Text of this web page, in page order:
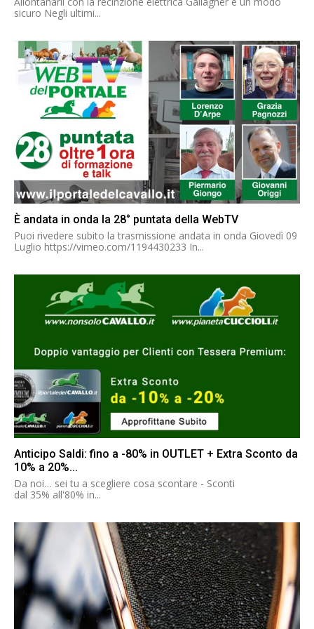
sicuro Negli ultimi...
È andata in onda la 28° puntata della WebTV
Puoi rivedere subito la trasmissione andata in onda Giovedì 09
Luglio https://vimeo.com/1194430233 In...
Anticipo Saldi: fino a -80% in OUTLET + Extra Sconto da
10% a 20%...
Da noi… sei tu a scegliere cosa scontare - Sconti
dal 35% all'80% in...